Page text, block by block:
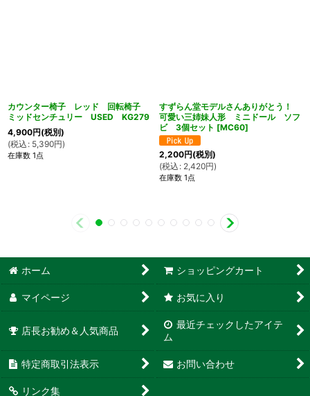
カウンター椅子 レッド 回転椅子
ミッドセンチュリー USED KG279
4,900円(税別)
(税込 : 5,390円)
在庫数 1点
すずらん堂モデルさんありがとう！
可愛い三姉妹人形 ミニドール ソフ
ビ 3個セット [MC60]
2,200円(税別)
(税込 : 2,420円)
在庫数 1点
ホーム ショッピングカート
マイページ お気に入り
店長お勧め＆人気商品
最近チェックしたアイテ
ム
特定商取引法表示 お問い合わせ
リンク集